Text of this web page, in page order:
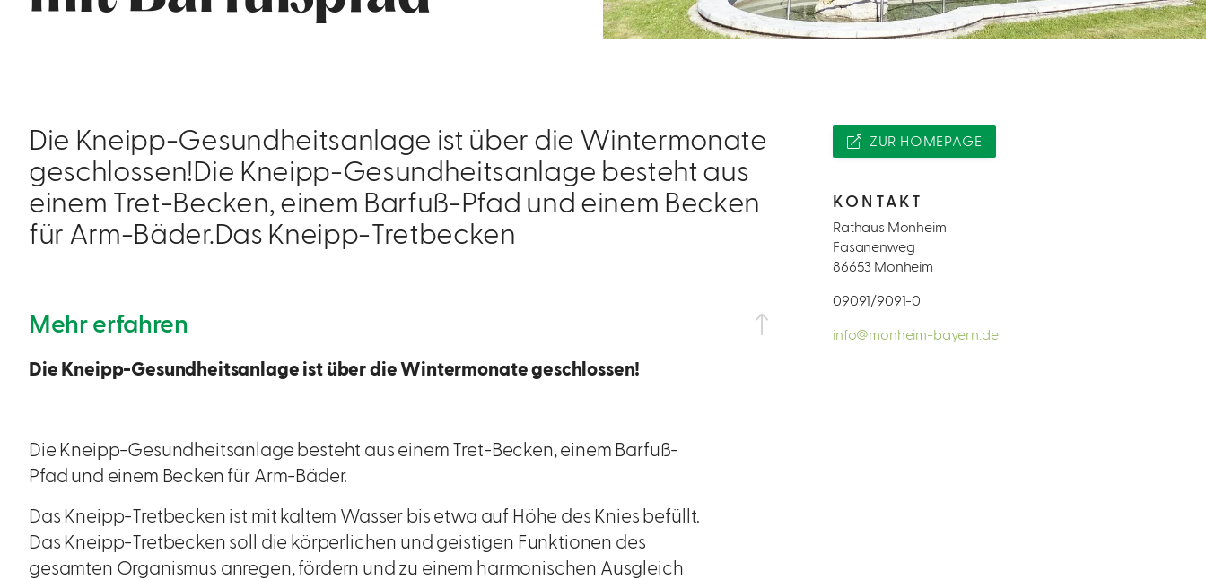
Die Kneipp-Gesundheitsanlage ist über die Wintermonate
geschlossen!Die Kneipp-Gesundheitsanlage besteht aus
einem Tret-Becken, einem Barfuß-Pfad und einem Becken
für Arm-Bäder.Das Kneipp-Tretbecken
Mehr erfahren
Die Kneipp-Gesundheitsanlage ist über die Wintermonate geschlossen!
Die Kneipp-Gesundheitsanlage besteht aus einem Tret-Becken, einem Barfuß-
Pfad und einem Becken für Arm-Bäder.
Das Kneipp-Tretbecken ist mit kaltem Wasser bis etwa auf Höhe des Knies befüllt.
Das Kneipp-Tretbecken soll die körperlichen und geistigen Funktionen des
gesamten Organismus anregen, fördern und zu einem harmonischen Ausgleich
ZUR HOMEPAGE
KONTAKT
Rathaus Monheim
Fasanenweg
86653 Monheim
09091/9091-0
info@monheim-bayern.de